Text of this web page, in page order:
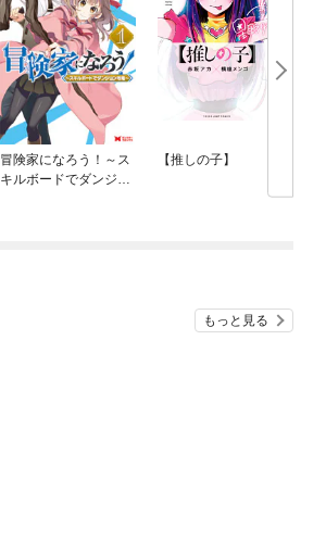
冒険家になろう！～ス
キルボードでダンジョ
【推しの子】
もっと見る